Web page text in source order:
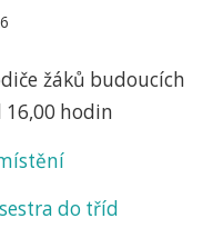
žáků budoucích
16,00 hodin
do tříd